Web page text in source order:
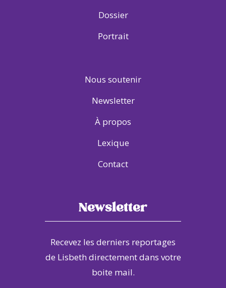
Dossier
Portrait
Nous soutenir
Newsletter
À propos
Lexique
Contact
Newsletter
Recevez les derniers reportages
de Lisbeth directement dans votre
boite mail.